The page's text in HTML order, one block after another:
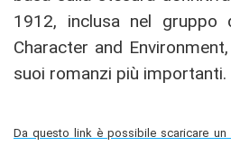
1912, inclusa nel gruppo
Character and
suoi romanzi più importanti.
Da questo link è possibile scaricare